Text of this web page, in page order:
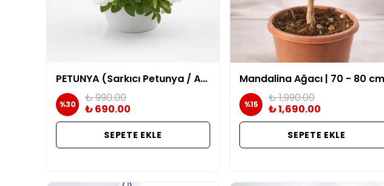
PETUNYA (Sarkıcı Petunya / Askılı Çiçek) | Beyaz
%30
₺ 990.00
₺ 690.00
SEPETE EKLE
%15
₺ 1,990.00
₺ 1,690.00
SEPETE EKLE